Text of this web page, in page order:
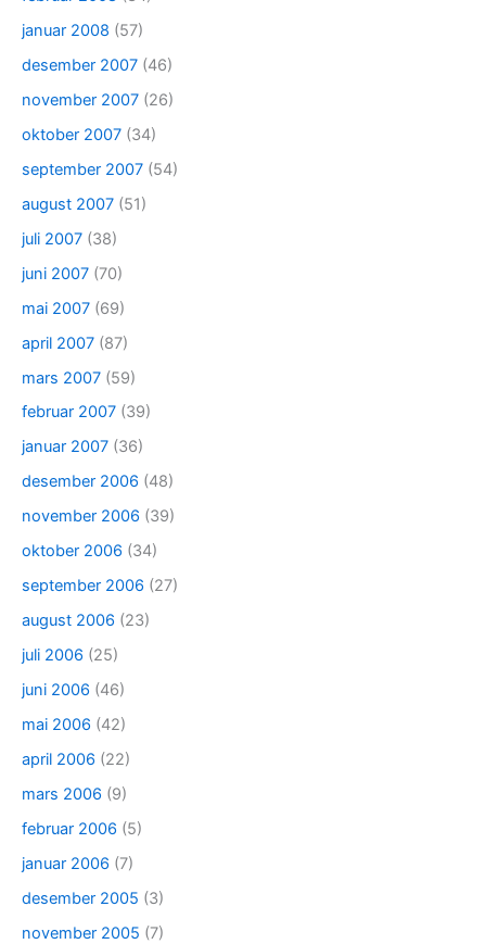
januar 2008 (57)
desember 2007 (46)
november 2007 (26)
oktober 2007 (34)
september 2007 (54)
august 2007 (51)
juli 2007 (38)
juni 2007 (70)
mai 2007 (69)
april 2007 (87)
mars 2007 (59)
februar 2007 (39)
januar 2007 (36)
desember 2006 (48)
november 2006 (39)
oktober 2006 (34)
september 2006 (27)
august 2006 (23)
juli 2006 (25)
juni 2006 (46)
mai 2006 (42)
april 2006 (22)
mars 2006 (9)
februar 2006 (5)
januar 2006 (7)
desember 2005 (3)
november 2005 (7)